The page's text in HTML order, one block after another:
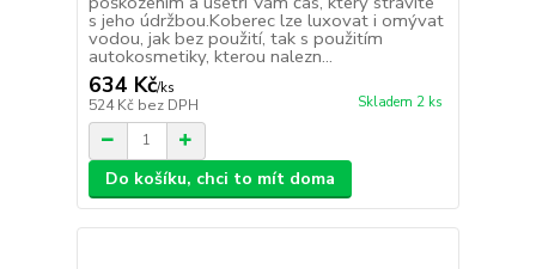
s jeho údržbou.Koberec lze luxovat i omývat
vodou, jak bez použití, tak s použitím
autokosmetiky, kterou nalezn...
634 Kč/ks
524 Kč bez DPH Skladem 2 ks
Do košíku, chci to mít doma